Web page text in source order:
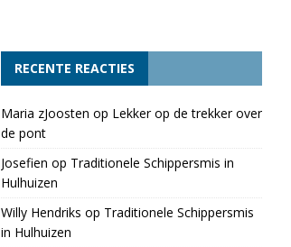
RECENTE REACTIES
Maria zJoosten op Lekker op de trekker over
de pont
Josefien op Traditionele Schippersmis in
Hulhuizen
Willy Hendriks op Traditionele Schippersmis
in Hulhuizen